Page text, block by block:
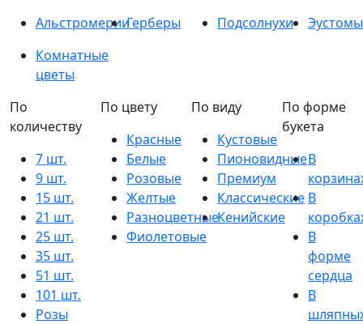
АльстромерииГерберы Подсолнухи
Эустомы
Комнатные
цветы
По
количеству
7 шт.
9 шт.
15 шт.
21 шт.
25 шт.
35 шт.
51 шт.
101 шт.
Розы
По цвету
Красные
Белые
Розовые
Желтые
Разноцветные
Фиолетовые
По виду
Кустовые
Пионовидные
Премиум
Классические
Кенийские
По форме
букета
В
В
В
форме
сердца
В